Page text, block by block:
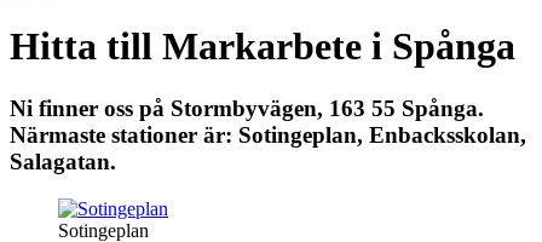
Hitta till Markarbete i Spånga
Ni finner oss på Stormbyvägen, 163 55 Spånga.
Närmaste stationer är: Sotingeplan, Enbacksskolan,
Salagatan.
Sotingeplan